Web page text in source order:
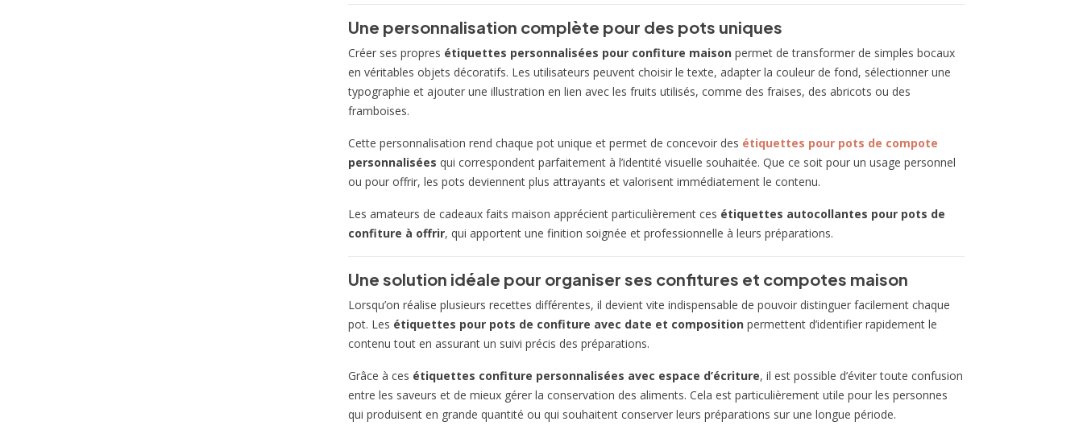
Une personnalisation complète pour des pots uniques
Créer ses propres étiquettes personnalisées pour confiture maison permet de transformer de simples bocaux
en véritables objets décoratifs. Les utilisateurs peuvent choisir le texte, adapter la couleur de fond, sélectionner une
typographie et ajouter une illustration en lien avec les fruits utilisés, comme des fraises, des abricots ou des
framboises.
Cette personnalisation rend chaque pot unique et permet de concevoir des étiquettes pour pots de compote
personnalisées qui correspondent parfaitement à l’identité visuelle souhaitée. Que ce soit pour un usage personnel
ou pour offrir, les pots deviennent plus attrayants et valorisent immédiatement le contenu.
Les amateurs de cadeaux faits maison apprécient particulièrement ces étiquettes autocollantes pour pots de
confiture à offrir, qui apportent une finition soignée et professionnelle à leurs préparations.
Une solution idéale pour organiser ses confitures et compotes maison
Lorsqu’on réalise plusieurs recettes différentes, il devient vite indispensable de pouvoir distinguer facilement chaque
pot. Les étiquettes pour pots de confiture avec date et composition permettent d’identifier rapidement le
contenu tout en assurant un suivi précis des préparations.
Grâce à ces étiquettes confiture personnalisées avec espace d’écriture, il est possible d’éviter toute confusion
entre les saveurs et de mieux gérer la conservation des aliments. Cela est particulièrement utile pour les personnes
qui produisent en grande quantité ou qui souhaitent conserver leurs préparations sur une longue période.